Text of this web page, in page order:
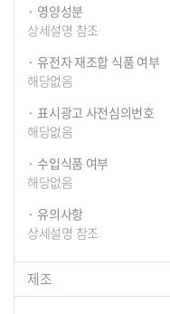
영양성분
상세설명 참조
유전자 재조합 식품 여부
해당없음
표시광고 사전심의번호
해당없음
수입식품 여부
해당없음
유의사항
상세설명 참조
제조